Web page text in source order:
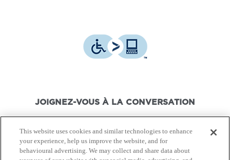
JOIGNEZ-VOUS À LA CONVERSATION
This website uses cookies and similar technologies to enhance
your experience, help us improve the website, and for
behavioural advertising. We may collect and share data about